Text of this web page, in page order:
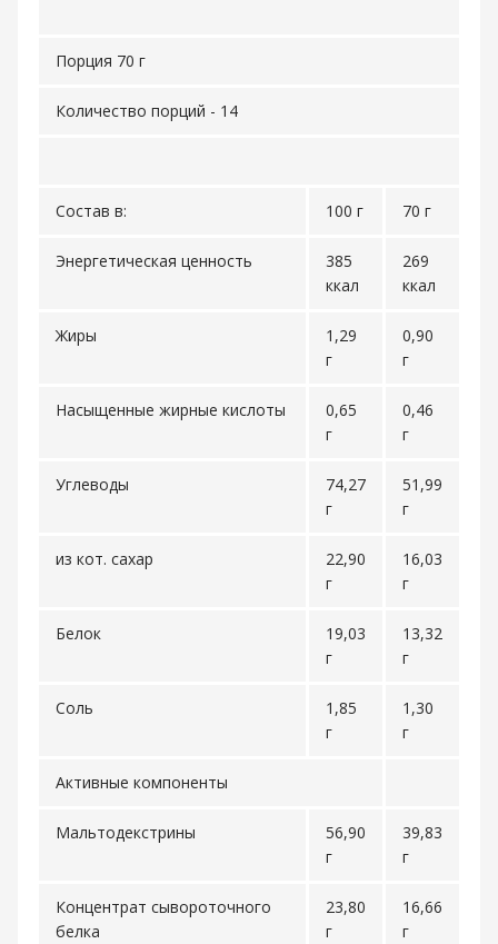
Порция 70 г
Количество порций - 14
Состав в: 100 г 70 г
Энергетическая ценность
385
ккал
269
ккал
Жиры
1,29
г
0,90
г
Насыщенные жирные кислоты
0,65
г
0,46
г
Углеводы
74,27
г
51,99
г
из кот. сахар
22,90
г
16,03
г
Белок
19,03
г
13,32
г
Соль
1,85
г
1,30
г
Активные компоненты
Мальтодекстрины
56,90
г
39,83
г
Концентрат сывороточного
белка
23,80
г
16,66
г